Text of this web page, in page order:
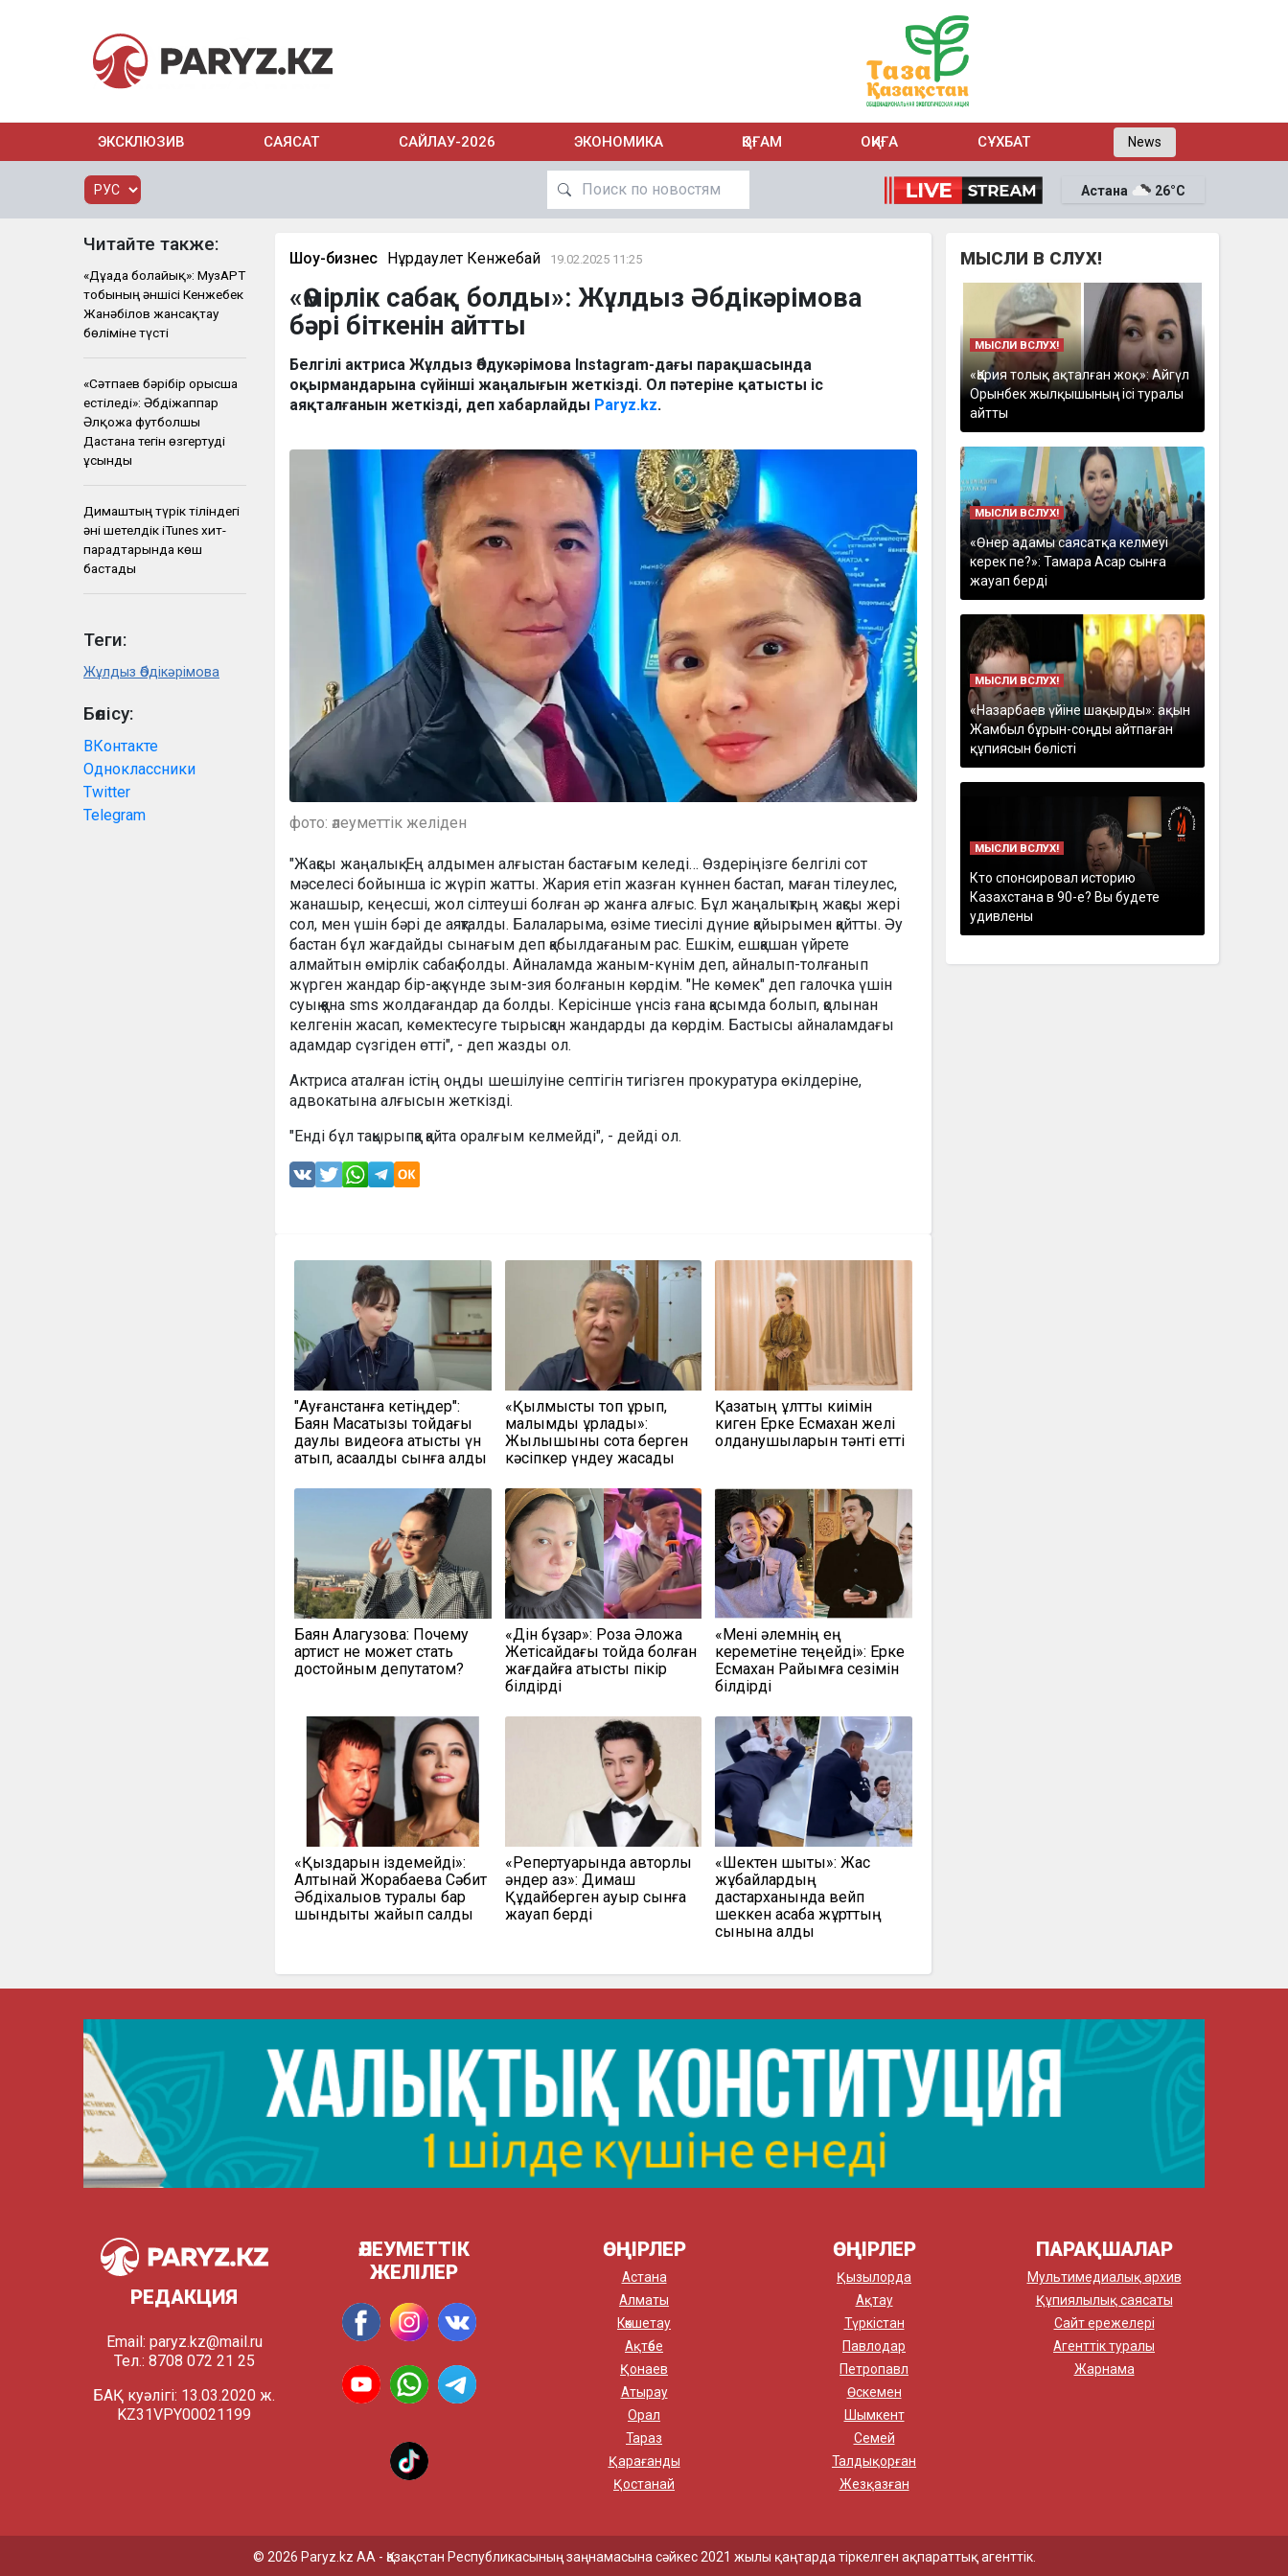
ЭКСКЛЮЗИВ САЯСАТ САЙЛАУ-2026 ЭКОНОМИКА ҚОҒАМ ОҚИҒА СҰХБАТ News
Астана 26°C
Читайте также:
«Дұғада болайық»: МузАРТ
тобының әншісі Кенжебек
Жанәбілов жансақтау
бөліміне түсті
«Сәтпаев бәрібір орысша
естіледі»: Әбдіжаппар
Әлқожа футболшы
Дастанға тегін өзгертуді
ұсынды
Димаштың түрік тіліндегі
әні шетелдік iTunes хит-
парадтарында көш
бастады
Теги:
Жұлдыз Әбдікәрімова
Бөлісу:
ВКонтакте
Одноклассники
Twitter
Telegram
Шоу-бизнес Нұрдаулет Кенжебай 19.02.2025 11:25
«Өмірлік сабақ болды»: Жұлдыз Әбдікәрімова
бәрі біткенін айтты
Белгілі актриса Жұлдыз Әбдукәрімова Instagram-дағы парақшасында
оқырмандарына сүйінші жаңалығын жеткізді. Ол пәтеріне қатысты іс
аяқталғанын жеткізді, деп хабарлайды Paryz.kz.
фото: әлеуметтік желіден
"Жақсы жаңалық. Ең алдымен алғыстан бастағым келеді… Өздеріңізге белгілі сот
мәселесі бойынша іс жүріп жатты. Жария етіп жазған күннен бастап, маған тілеулес,
жанашыр, кеңесші, жол сілтеуші болған әр жанға алғыс. Бұл жаңалықтың жақсы жері
сол, мен үшін бәрі де аяқталды. Балаларыма, өзіме тиесілі дүние қайырымен қайтты. Әу
бастан бұл жағдайды сынағым деп қабылдағаным рас. Ешкім, ешқашан үйрете
алмайтын өмірлік сабақ болды. Айналамда жаным-күнім деп, айналып-толғанып
жүрген жандар бір-ақ күнде зым-зия болғанын көрдім. "Не көмек" деп галочка үшін
суық қана sms жолдағандар да болды. Керісінше үнсіз ғана қасымда болып, қолынан
келгенін жасап, көмектесуге тырысқан жандарды да көрдім. Бастысы айналамдағы
адамдар сүзгіден өтті", - деп жазды ол.
Актриса аталған істің оңды шешілуіне септігін тигізген прокуратура өкілдеріне,
адвокатына алғысын жеткізді.
"Енді бұл тақырыпқа қайта оралғым келмейді", - дейді ол.
"Ауғанстанға кетіңдер":
Баян Мақсатқызы тойдағы
даулы видеоға қатысты үн
қатып, ақсақалды сынға алды
«Қылмыстық топ құрып,
малымды ұрлады»:
Жылқышыны сотқа берген
кәсіпкер үндеу жасады
Қазақтың ұлттық киімін
киген Ерке Есмахан желі
қолданушыларын тәнті етті
Баян Алагузова: Почему
артист не может стать
достойным депутатом?
«Дін бұзар»: Роза Әлқожа
Жетісайдағы тойда болған
жағдайға қатысты пікір
білдірді
«Мені әлемнің ең
кереметіне теңейді»: Ерке
Есмахан Райымға сезімін
білдірді
«Қыздарын іздемейді»:
Алтынай Жорабаева Сәбит
Әбдіхалықов туралы бар
шындықты жайып салды
«Репертуарында авторлық
әндер аз»: Димаш
Құдайберген ауыр сынға
жауап берді
«Шектен шықты»: Жас
жұбайлардың
дастарханында вейп
шеккен асаба жұрттың
сынына қалды
МЫСЛИ В СЛУХ!
МЫСЛИ ВСЛУХ!
«Қария толық ақталған жоқ»: Айгүл
Орынбек жылқышының ісі туралы
айтты
МЫСЛИ ВСЛУХ!
«Өнер адамы саясатқа келмеуі
керек пе?»: Тамара Асар сынға
жауап берді
МЫСЛИ ВСЛУХ!
«Назарбаев үйіне шақырды»: ақын
Жамбыл бұрын-соңды айтпаған
құпиясын бөлісті
МЫСЛИ ВСЛУХ!
Кто спонсировал историю
Казахстана в 90-е? Вы будете
удивлены
РЕДАКЦИЯ
Email: paryz.kz@mail.ru
Тел.: 8708 072 21 25
БАҚ куәлігі: 13.03.2020 ж.
KZ31VPY00021199
ӘЛЕУМЕТТІК
ЖЕЛІЛЕР
ӨҢІРЛЕР
Астана
Алматы
Көкшетау
Ақтөбе
Қонаев
Атырау
Орал
Тараз
Қарағанды
Қостанай
ӨҢІРЛЕР
Қызылорда
Ақтау
Түркістан
Павлодар
Петропавл
Өскемен
Шымкент
Семей
Талдықорған
Жезқазған
ПАРАҚШАЛАР
Мультимедиалық архив
Құпиялылық саясаты
Сайт ережелері
Агенттік туралы
Жарнама
© 2026 Paryz.kz АА - Қазақстан Республикасының заңнамасына сәйкес 2021 жылы қаңтарда тіркелген ақпараттық агенттік.